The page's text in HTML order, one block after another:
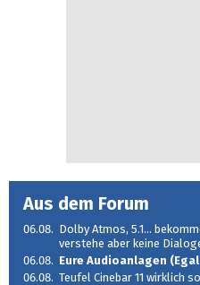
Aus dem Forum
06.08. Dolby Atmos, 5.1...
verstehe aber keine
06.08. Eure Audioanlagen
06.08. Teufel Cinebar 11 wirklich